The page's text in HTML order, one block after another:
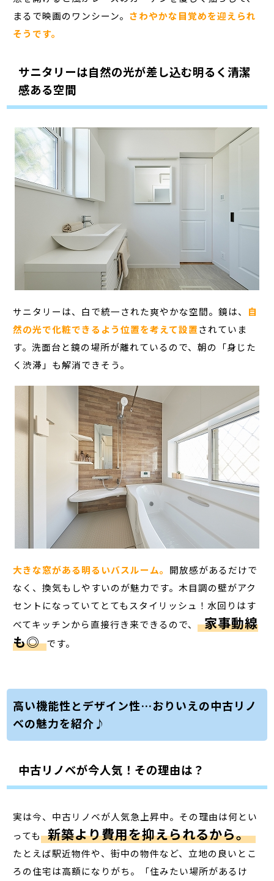
まるで映画のワンシーン。 さわやかな目覚めを迎えられ
そうです。
サニタリーは自然の光が差し込む明るく清潔
感ある空間
サニタリーは、白で統一された爽やかな空間。鏡は、 自
然の光で化粧できるよう位置を考えて設置されていま
す。洗面台と鏡の場所が離れているので、朝の「身じた
く渋滞」も解消できそう。
大きな窓がある明るいバスルーム。 開放感があるだけで
なく、換気もしやすいのが魅力です。木目調の壁がアク
セントになっていてとてもスタイリッシュ！水回りはす
べてキッチンから直接行き来できるので、 家事動線
も◎ です。
高い機能性とデザイン性…おりいえの中古リノ
ベの魅力を紹介♪
中古リノベが今人気！その理由は？
実は今、 中古リノベが人気急上昇中。その理由は何とい
っても 新築より費用を抑えられるから。
たとえば駅近物件や、街中の物件など、立地の良いとこ
ろの住宅は高額になりがち。「住みたい場所があるけ